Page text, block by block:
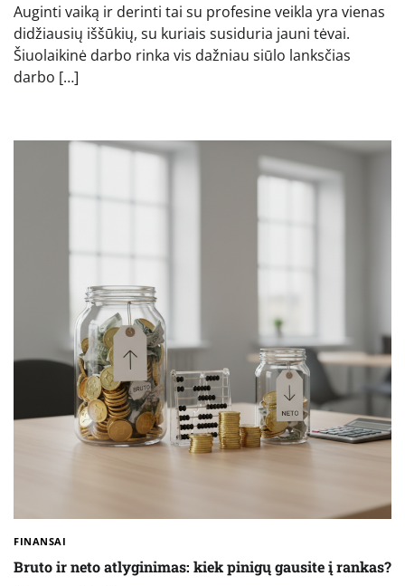
Auginti vaiką ir derinti tai su profesine veikla yra vienas
didžiausių iššūkių, su kuriais susiduria jauni tėvai.
Šiuolaikinė darbo rinka vis dažniau siūlo lanksčias
darbo […]
FINANSAI
Bruto ir neto atlyginimas: kiek pinigų gausite į rankas?